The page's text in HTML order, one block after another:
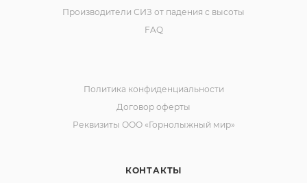
Производители СИЗ от падения с высоты
FAQ
КОНТАКТЫ
Политика конфиденциальности
Договор оферты
Реквизиты ООО «Горнолыжный мир»